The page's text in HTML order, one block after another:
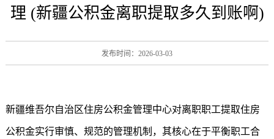
理 (新疆公积金离职提取多久到账啊)
发布时间：2026-03-03
新疆维吾尔自治区住房公积金管理中心对离职职工提取住房
公积金实行审慎、规范的管理机制，其核心在于平衡职工合